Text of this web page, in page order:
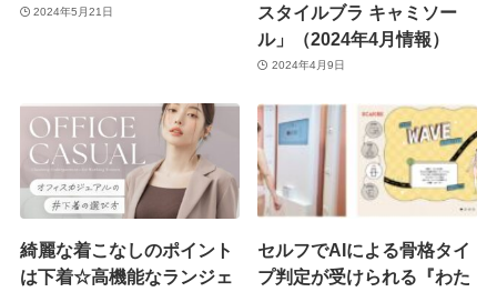
2024年5月21日
スタイルブラ キャミソー
ル」（2024年4月情報）
2024年4月9日
綺麗な着こなしのポイント
は下着☆高機能なランジェ
セルフでAIによる骨格タイ
プ判定が受けられる『わた